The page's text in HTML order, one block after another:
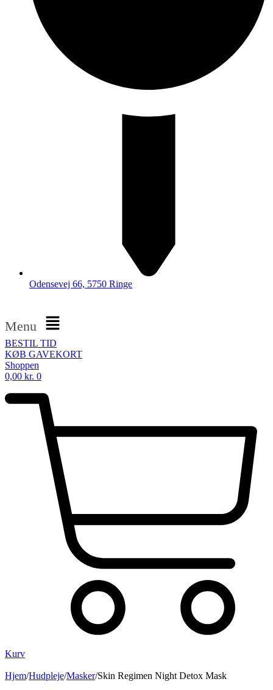
Odensevej 66, 5750 Ringe
Menu
BESTIL TID
KØB GAVEKORT
Shoppen
0,00 kr. 0
Kurv
Hjem/Hudpleje/Masker/Skin Regimen Night Detox Mask